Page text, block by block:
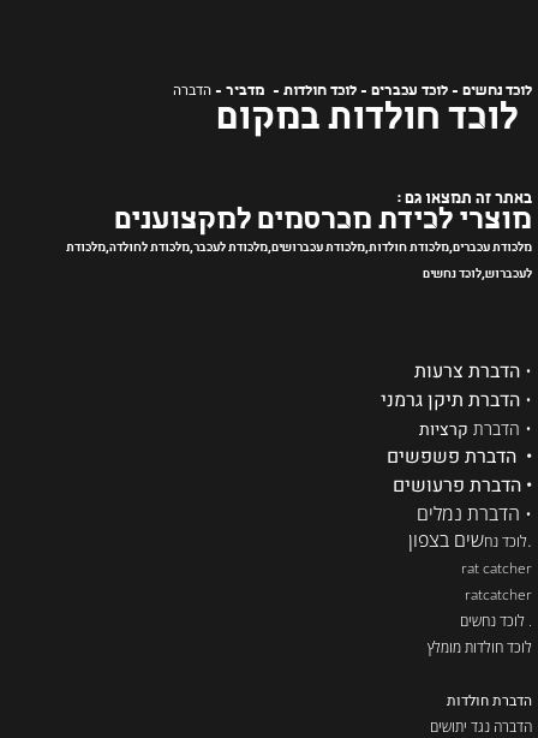
לוכד נחשים - לוכד עכברים - לוכד חולדות - מדביר - הדברה
לוכד חולדות במקום
באתר זה תמצאו גם :
מוצרי לכידת מכרסמים למקצוענים
מלכודת עכברים,מלכודת חולדות,מלכודת עכברושים,מלכודת לעכבר,מלכודת לחולדה,מלכודת
לעכברוש,לוכד נחשים
• הדברת צרעות
• הדברת תיקן גרמני
• הדברת קרציות
• הדברת פשפשים
• הדברת פרעושים
• הדברת נמלים
.לוכד נחשים בצפון
rat catcher
ratcatcher
. לוכד נחשים
לוכד חולדות מומלץ
הדברת חולדות
הדברה נגד יתושים